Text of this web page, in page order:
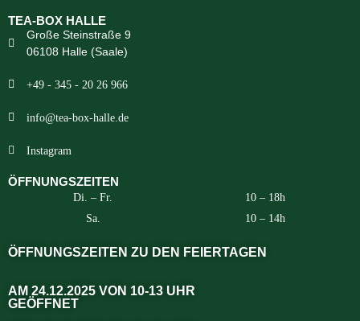
TEA-BOX HALLE
Große Steinstraße 9
06108 Halle (Saale)
+49 - 345 - 20 26 966
info@tea-box-halle.de
Instagram
ÖFFNUNGSZEITEN
Di. – Fr.
10 – 18h
Sa.
10 – 14h
ÖFFNUNGSZEITEN ZU DEN FEIERTAGEN
AM 24.12.2025 VON 10-13 UHR
GEÖFFNET